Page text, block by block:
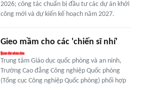
2026; công tác chuẩn bị đầu tư các dự án khởi
công mới và dự kiến kế hoạch năm 2027.
Gieo mầm cho các 'chiến sĩ nhí'
Trung tâm Giáo dục quốc phòng và an ninh,
Trường Cao đẳng Công nghiệp Quốc phòng
(Tổng cục Công nghiệp Quốc phòng) phối hợp